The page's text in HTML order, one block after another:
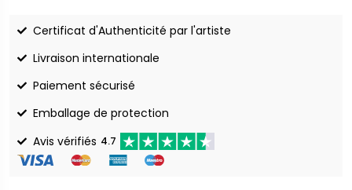
Certificat d'Authenticité par l'artiste
Livraison internationale
Paiement sécurisé
Emballage de protection
Avis vérifiés 4.7